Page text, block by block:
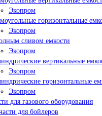
Экопром
горизонтальные
Экопром
сливом емкости
Экопром
вертикальные
Экопром
горизонтальные
Экопром
для газового оборудования
для бойлеров